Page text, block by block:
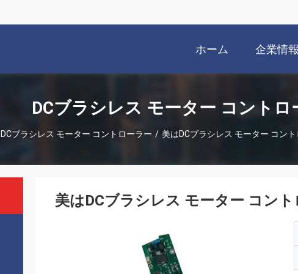
ホーム 企業情報
DCブラシレス モーター コントロ
DCブラシレス モーター コントローラー / 美はDCブラシレス モーター コン
美はDCブラシレス モーター コン